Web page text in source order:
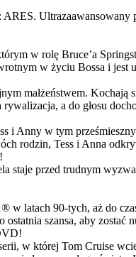
w rolę Bruce’a
w życiu Bossa i
małżeństwem. Kochają
a do głosu
w tym
rodzin, Tess i Anna
staje przed trudnym
latach 90-tych, aż do
szansa, aby zostać
w której Tom Cruise